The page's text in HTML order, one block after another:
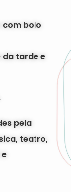
com bolo
da tarde e
pela
teatro,